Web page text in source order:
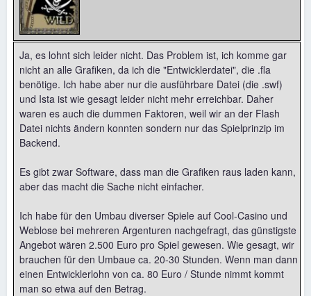
Ja, es lohnt sich leider nicht. Das Problem ist, ich komme gar
nicht an alle Grafiken, da ich die "Entwicklerdatei", die .fla
benötige. Ich habe aber nur die ausführbare Datei (die .swf)
und Ista ist wie gesagt leider nicht mehr erreichbar. Daher
waren es auch die dummen Faktoren, weil wir an der Flash
Datei nichts ändern konnten sondern nur das Spielprinzip im
Backend.
Es gibt zwar Software, dass man die Grafiken raus laden kann,
aber das macht die Sache nicht einfacher.
Ich habe für den Umbau diverser Spiele auf Cool-Casino und
Weblose bei mehreren Argenturen nachgefragt, das günstigste
Angebot wären 2.500 Euro pro Spiel gewesen. Wie gesagt, wir
brauchen für den Umbaue ca. 20-30 Stunden. Wenn man dann
einen Entwicklerlohn von ca. 80 Euro / Stunde nimmt kommt
man so etwa auf den Betrag.